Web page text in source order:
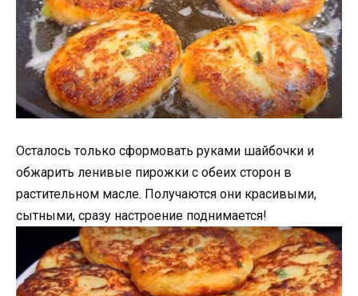
Осталось только сформовать руками шайбочки и
обжарить ленивые пирожки с обеих сторон в
растительном масле. Получаются они красивыми,
сытными, сразу настроение поднимается!